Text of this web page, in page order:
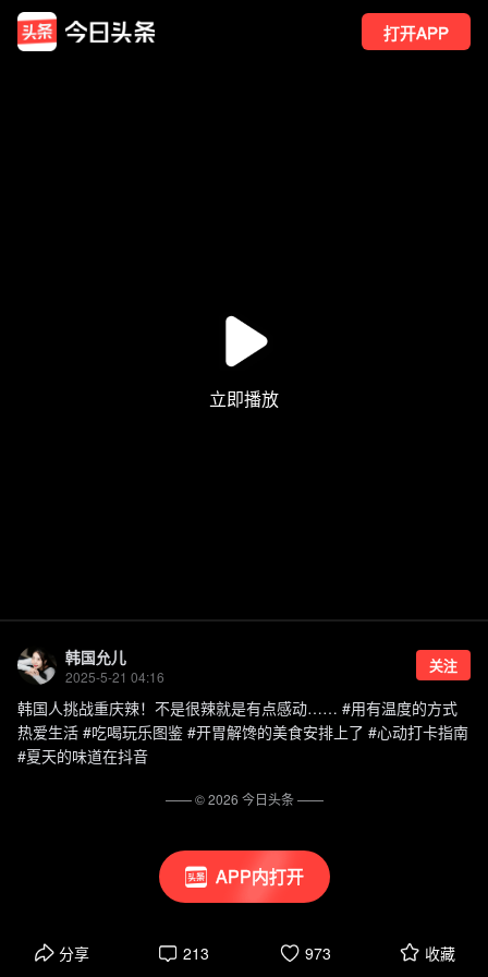
打开APP
APP内打开
韩国允儿
2025-5-21 04:16
关注
韩国人挑战重庆辣！不是很辣就是有点感动…… #用有温度的方式
热爱生活 #吃喝玩乐图鉴 #开胃解馋的美食安排上了 #心动打卡指南
#夏天的味道在抖音
分享 213 973 收藏
—— ©2026 今日头条——